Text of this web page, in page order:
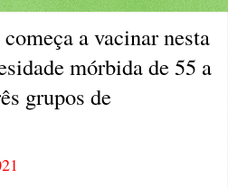
a vacinar nesta
mórbida de 55 a
grupos de